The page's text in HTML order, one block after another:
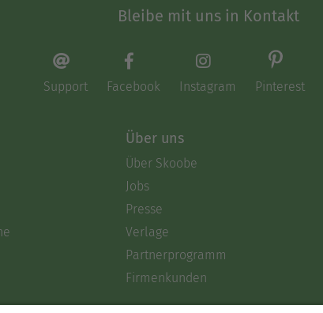
Bleibe mit uns in Kontakt
Support Facebook Instagram Pinterest
Über uns
Über Skoobe
Jobs
Presse
Verlage
Partnerprogramm
Firmenkunden